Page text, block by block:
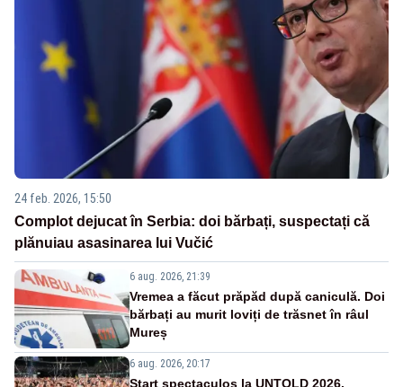
24 feb. 2026, 15:50
Complot dejucat în Serbia: doi bărbați, suspectați că
plănuiau asasinarea lui Vučić
6 aug. 2026, 21:39
Vremea a făcut prăpăd după caniculă. Doi
bărbați au murit loviți de trăsnet în râul
Mureș
6 aug. 2026, 20:17
Start spectaculos la UNTOLD 2026.